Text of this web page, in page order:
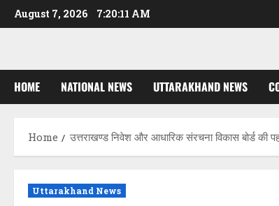
Skip
to
August 7, 2026 7:20:12 AM
HOME NATIONAL NEWS UTTARAKHAND NEWS
Home उत्तराखण्ड निवेश और आधारिक संरचना विकास बोर्ड की
Uttarakhand News